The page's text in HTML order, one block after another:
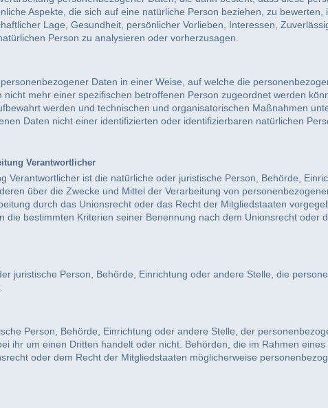
Aspekte, die sich auf eine natürliche Person beziehen, zu bewerten,
Lage, Gesundheit, persönlicher Vorlieben, Interessen,
Person zu analysieren oder vorherzusagen.
Daten in einer Weise, auf welche die
mehr einer spezifischen betroffenen Person zugeordnet werden
werden und technischen und organisatorischen Maßnahmen
Daten nicht einer identifizierten oder identifizierbaren natürlichen
Verantwortlicher
Verantwortlicher ist die natürliche oder juristische Person, Behörde,
über die Zwecke und Mittel der Verarbeitung von
durch das Unionsrecht oder das Recht der Mitgliedstaaten
die bestimmten Kriterien seiner Benennung nach dem Unionsrecht oder
juristische Person, Behörde, Einrichtung oder andere Stelle, die
Person, Behörde, Einrichtung oder andere Stelle, der
ihr um einen Dritten handelt oder nicht. Behörden, die im Rahmen eines
oder dem Recht der Mitgliedstaaten möglicherweise